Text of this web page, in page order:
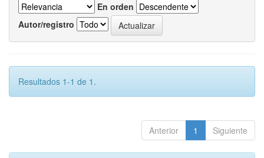
En orden
Autor/registro
Resultados 1-1 de 1.
Anterior 1 Siguiente